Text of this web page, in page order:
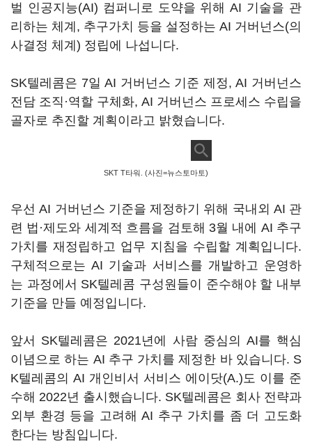
벌 인공지능(AI) 컴퍼니로 도약을 위해 AI 기술을 관
리하는 체계, 추구가치 등을 설정하는 AI 거버넌스(의
사결정 체계) 정립에 나섭니다.
SK텔레콤은 7일 AI 거버넌스 기준 제정, AI 거버넌스
전담 조직·역할 구체화, AI 거버넌스 프로세스 수립을
골자로 추진할 계획이라고 밝혔습니다.
SKT T타워. (사진=뉴스토마토)
우선 AI 거버넌스 기준을 제정하기 위해 국내외 AI 관
련 법·제도와 세계적 흐름을 검토해 3월 내에 AI 추구
가치를 재정립하고 업무 지침을 수립할 계획입니다.
구체적으로는 AI 기술과 서비스를 개발하고 운영하
는 과정에서 SK텔레콤 구성원들이 준수해야 할 내부
기준을 만들 예정입니다.
앞서 SK텔레콤은 2021년에 사람 중심의 AI를 핵심
이념으로 하는 AI 추구 가치를 제정한 바 있습니다. S
K텔레콤의 AI 개인비서 서비스 에이닷(A.)도 이를 준
수해 2022년 출시했습니다. SK텔레콤은 회사 전략과
외부 환경 등을 고려해 AI 추구 가치를 좀 더 고도화
한다는 방침입니다.